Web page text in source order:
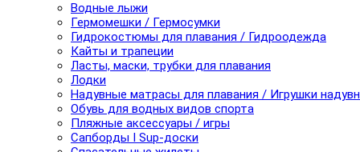
Водные лыжи
Гермомешки / Гермосумки
Гидрокостюмы для плавания / Гидроодежда
Кайты и трапеции
Ласты, маски, трубки для плавания
Лодки
Надувные матрасы для плавания / Игрушки
Обувь для водных видов спорта
Пляжные аксессуары / игры
Сапборды I Sup-доски